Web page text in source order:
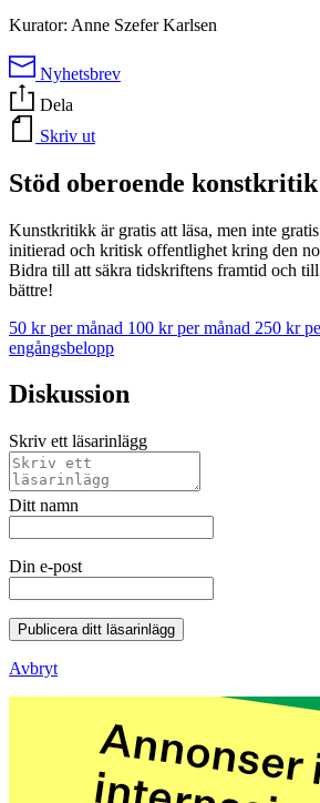
Kurator: Anne Szefer Karlsen
Nyhetsbrev
Dela
Skriv ut
Stöd oberoende
Kunstkritikk är gratis att läsa, men inte
initierad och kritisk offentlighet kring den
Bidra till att säkra tidskriftens framtid och till
bättre!
50 kr per månad 100 kr per månad 250 kr
engångsbelopp
Diskussion
Skriv ett läsarinlägg
Ditt namn
Din e-post
Publicera ditt läsarinlägg
Avbryt